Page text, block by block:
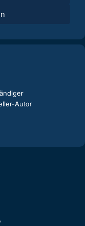
Autor